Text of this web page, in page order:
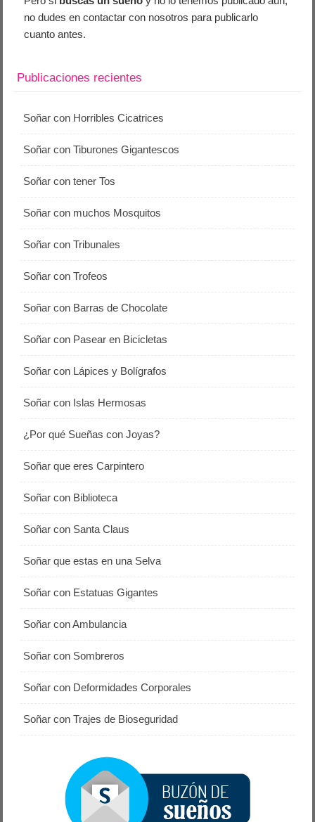
no dudes en contactar con nosotros para publicarlo
cuanto antes.
Publicaciones recientes
Soñar con Horribles Cicatrices
Soñar con Tiburones Gigantescos
Soñar con tener Tos
Soñar con muchos Mosquitos
Soñar con Tribunales
Soñar con Trofeos
Soñar con Barras de Chocolate
Soñar con Pasear en Bicicletas
Soñar con Lápices y Bolígrafos
Soñar con Islas Hermosas
¿Por qué Sueñas con Joyas?
Soñar que eres Carpintero
Soñar con Biblioteca
Soñar con Santa Claus
Soñar que estas en una Selva
Soñar con Estatuas Gigantes
Soñar con Ambulancia
Soñar con Sombreros
Soñar con Deformidades Corporales
Soñar con Trajes de Bioseguridad